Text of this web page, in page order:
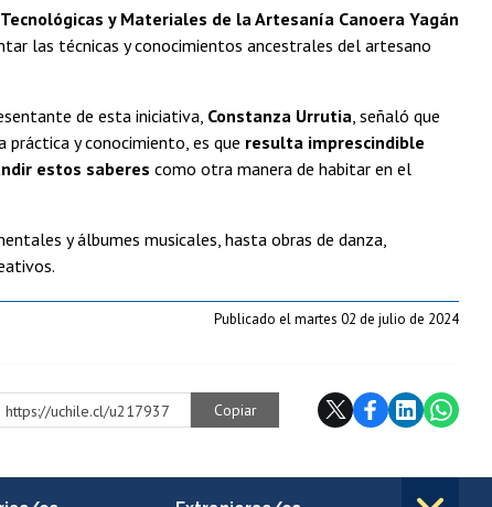
y Materiales de la Artesanía Canoera Yagán
las técnicas y conocimientos ancestrales del artesano
de esta iniciativa, Constanza Urrutia , señaló que
y conocimiento, es que resulta imprescindible
estos saberes como otra manera de habitar en el
y álbumes musicales, hasta obras de danza,
Publicado el martes 02 de julio de 2024
https://uchile.cl/u217937 Copiar